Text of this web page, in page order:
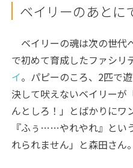
ベイリーのあとに
ベイリーの魂は次の世代
で初めて育成したファシリ
イ。パピーのころ、2匹で
決して吠えないベイリー
んとしろ！」とばかりにワ
『ふぅ……やれやれ』とい
れられません」と森田さん。